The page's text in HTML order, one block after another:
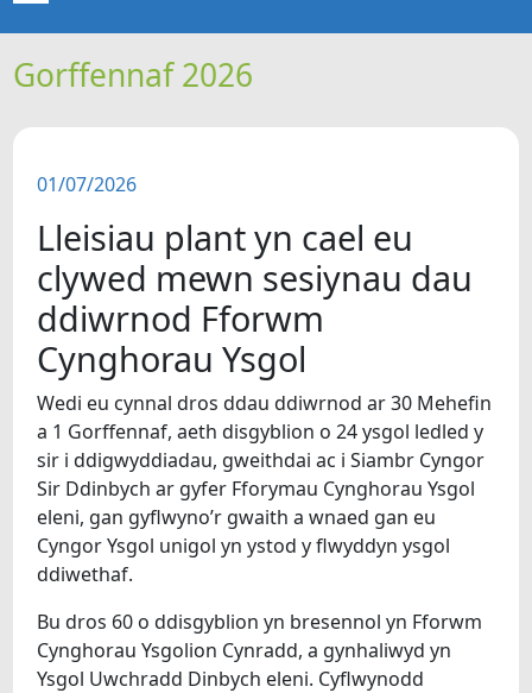
CARTREF
ERTHYGLAU
CIPOLWG
A WYDDOCH CHI?
FIDEOS
BE SY' MLAEN
EIN HYSGOLION
Gorffennaf 2026
01/07/2026
Lleisiau plant yn cael eu
clywed mewn sesiynau dau
ddiwrnod Fforwm
Cynghorau Ysgol
Wedi eu cynnal dros ddau ddiwrnod ar 30 Mehefin
a 1 Gorffennaf, aeth disgyblion o 24 ysgol ledled y
sir i ddigwyddiadau, gweithdai ac i Siambr Cyngor
Sir Ddinbych ar gyfer Fforymau Cynghorau Ysgol
eleni, gan gyflwyno’r gwaith a wnaed gan eu
Cyngor Ysgol unigol yn ystod y flwyddyn ysgol
ddiwethaf.
Bu dros 60 o ddisgyblion yn bresennol yn Fforwm
Cynghorau Ysgolion Cynradd, a gynhaliwyd yn
Ysgol Uwchradd Dinbych eleni. Cyflwynodd